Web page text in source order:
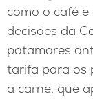
como o café
decisões da
patamares
tarifa para os
a carne, que